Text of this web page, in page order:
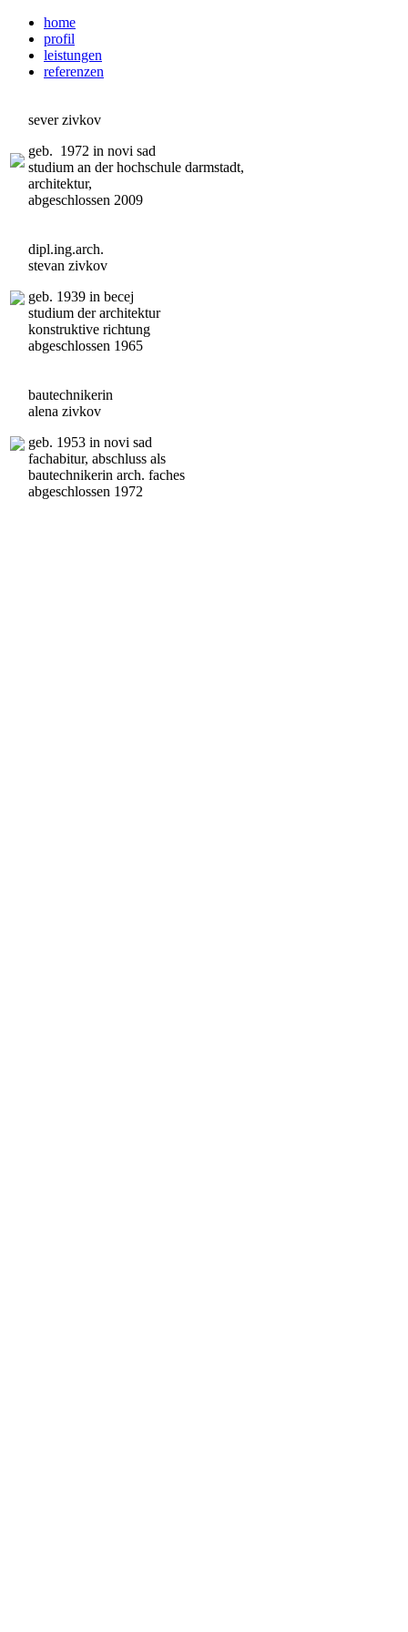
home
profil
leistungen
referenzen
sever zivkov
geb. 1972 in novi sad
studium an der hochschule darmstadt,
architektur,
abgeschlossen 2009
dipl.ing.arch.
stevan zivkov
geb. 1939 in becej
studium der architektur
konstruktive richtung
abgeschlossen 1965
bautechnikerin
alena zivkov
geb. 1953 in novi sad
fachabitur, abschluss als
bautechnikerin arch. faches
abgeschlossen 1972